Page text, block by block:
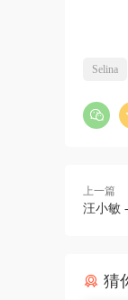
Selina
上一篇
汪小敏
猜